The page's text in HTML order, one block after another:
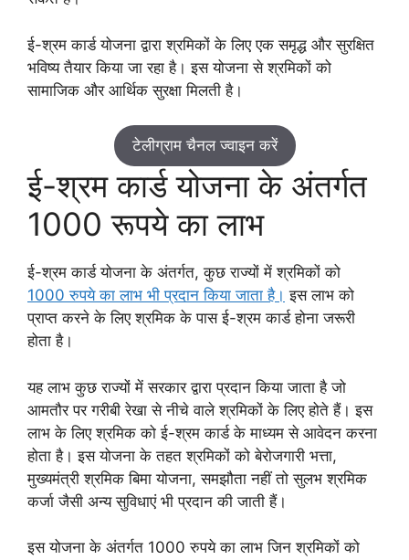
ई-श्रम कार्ड योजना द्वारा श्रमिकों के लिए एक समृद्ध और सुरक्षित
भविष्य तैयार किया जा रहा है। इस योजना से श्रमिकों को
सामाजिक और आर्थिक सुरक्षा मिलती है।
टेलीग्राम चैनल ज्वाइन करें
ई-श्रम कार्ड योजना के अंतर्गत
1000 रूपये का लाभ
ई-श्रम कार्ड योजना के अंतर्गत, कुछ राज्यों में श्रमिकों को
1000 रुपये का लाभ भी प्रदान किया जाता है। इस लाभ को
प्राप्त करने के लिए श्रमिक के पास ई-श्रम कार्ड होना जरूरी
होता है।
यह लाभ कुछ राज्यों में सरकार द्वारा प्रदान किया जाता है जो
आमतौर पर गरीबी रेखा से नीचे वाले श्रमिकों के लिए होते हैं। इस
लाभ के लिए श्रमिक को ई-श्रम कार्ड के माध्यम से आवेदन करना
होता है। इस योजना के तहत श्रमिकों को बेरोजगारी भत्ता,
मुख्यमंत्री श्रमिक बिमा योजना, समझौता नहीं तो सुलभ श्रमिक
कर्जा जैसी अन्य सुविधाएं भी प्रदान की जाती हैं।
इस योजना के अंतर्गत 1000 रुपये का लाभ जिन श्रमिकों को